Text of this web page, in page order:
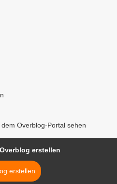
Overblog-Portal sehen
erstellen
erstellen